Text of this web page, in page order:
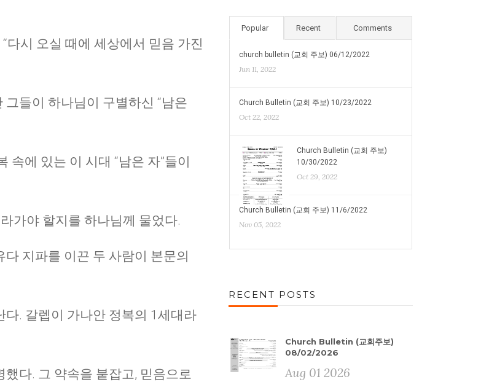
다시 오실 때에 세상에서 믿음 가진
들이 하나님이 구별하신 “남은
속에 있는 이 시대 “남은 자”들이
가야 할지를 하나님께 물었다.
지파를 이끈 두 사람이 본문의
. 갈렙이 가나안 정복의 1세대라
다. 그 약속을 붙잡고, 믿음으로
Popular Recent Comments
church bulletin (교회 주보) 06/12/2022
Jun 11, 2022
Church Bulletin (교회 주보) 10/23/2022
Oct 22, 2022
Church Bulletin (교회 주보)
10/30/2022
Oct 29, 2022
Church Bulletin (교회 주보) 11/6/2022
Nov 05, 2022
RECENT POSTS
Church Bulletin (교회주보)
08/02/2026
Aug 01 2026